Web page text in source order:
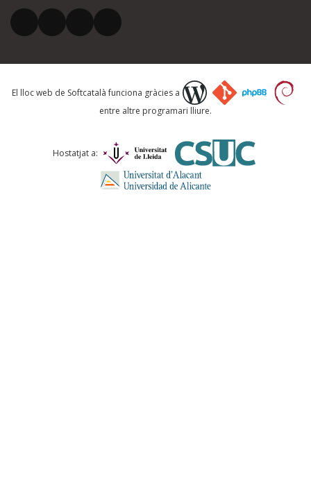
El vostre correu electrònic *
Què proposeu?
Comentari *
El lloc web de Softcatalà funciona gràcies a
entre altre programari lliure.
Hostatjat a: